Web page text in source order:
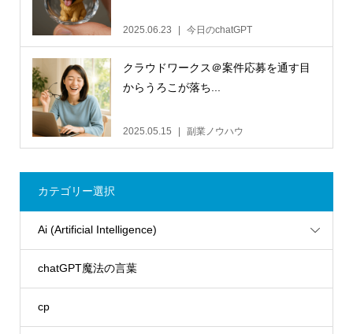
2025.06.23 今日のchatGPT
クラウドワークス＠案件応募を通す目
からうろこが落ち...
2025.05.15 副業ノウハウ
カテゴリー選択
Ai (Artificial Intelligence)
chatGPT魔法の言葉
cp